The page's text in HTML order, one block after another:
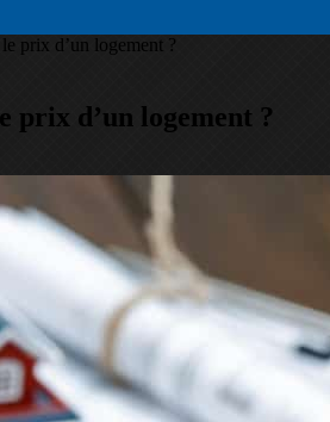
prix d’un logement ?
prix d’un logement ?